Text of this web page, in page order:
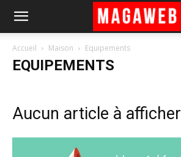
Accueil Maison Equipements
EQUIPEMENTS
Aucun article à afficher